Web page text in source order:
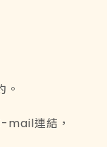
。
mail連結，